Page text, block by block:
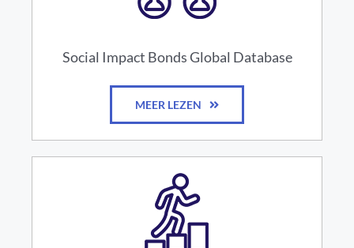
Social Impact Bonds Global Database
MEER LEZEN